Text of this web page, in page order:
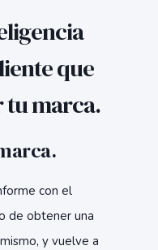
que
marca.
con el
de obtener una
y vuelve a